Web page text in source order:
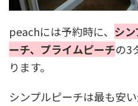
peachには予約時に、 シ
ーチ、プライムピーチの3
ります。
シンプルピーチは最も安